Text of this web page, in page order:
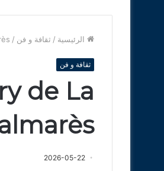
الرئيسية / ثقافة و فن /
ثقافة و فن
de La
2026-05-22